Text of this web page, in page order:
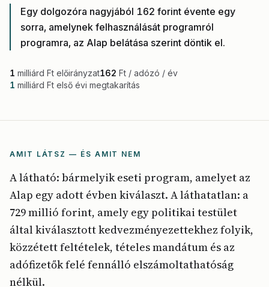
Egy dolgozóra nagyjából 162 forint évente egy
sorra, amelynek felhasználását programról
programra, az Alap belátása szerint döntik el.
1 milliárd Ft előirányzat162 Ft / adózó / év
1 milliárd Ft első évi megtakarítás
AMIT LÁTSZ — ÉS AMIT NEM
A látható: bármelyik eseti program, amelyet az
Alap egy adott évben kiválaszt. A láthatatlan: a
729 millió forint, amely egy politikai testület
által kiválasztott kedvezményezettekhez folyik,
közzétett feltételek, tételes mandátum és az
adófizetők felé fennálló elszámoltathatóság
nélkül.